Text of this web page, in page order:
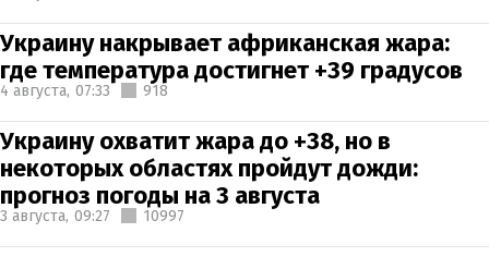
Украину накрывает африканская жара:
где температура достигнет +39 градусов
4 августа, 07:33 918
Украину охватит жара до +38, но в
некоторых областях пройдут дожди:
прогноз погоды на 3 августа
3 августа, 09:27 10997